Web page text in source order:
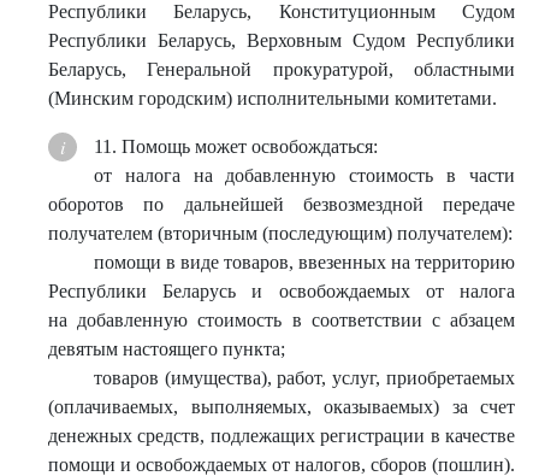
Республики Беларусь, Конституционным Судом
Республики Беларусь, Верховным Судом Республики
Беларусь, Генеральной прокуратурой, областными
(Минским городским) исполнительными комитетами.
11. Помощь может освобождаться:
от налога на добавленную стоимость в части
оборотов по дальнейшей безвозмездной передаче
получателем (вторичным (последующим) получателем):
помощи в виде товаров, ввезенных на территорию
Республики Беларусь и освобождаемых от налога
на добавленную стоимость в соответствии с абзацем
девятым настоящего пункта;
товаров (имущества), работ, услуг, приобретаемых
(оплачиваемых, выполняемых, оказываемых) за счет
денежных средств, подлежащих регистрации в качестве
помощи и освобождаемых от налогов, сборов (пошлин).